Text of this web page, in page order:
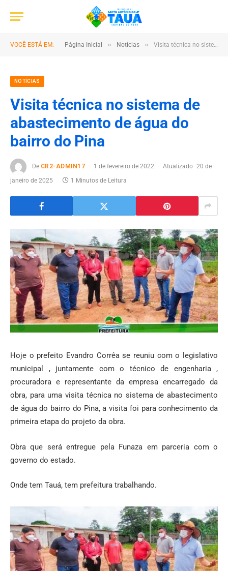
VOCÊ ESTÁ EM: Página Inicial » Notícias » Visita técnica no sistema de abastecimento de água do bairro do Pina
NOTÍCIAS
Visita técnica no sistema de
abastecimento de água do
bairro do Pina
De CR2-ADMIN17 1 de fevereiro de 2022 Atualizado 20 de
janeiro de 2025
1 Minutos de Leitura
Hoje o prefeito Evandro Corrêa se reuniu com o legislativo
municipal , juntamente com o técnico de engenharia ,
procuradora e representante da empresa encarregado da
obra, para uma visita técnica no sistema de abastecimento
de água do bairro do Pina, a visita foi para conhecimento da
primeira etapa do projeto da obra.
Obra que será entregue pela Funaza em parceria com o
governo do estado.
Onde tem Tauá, tem prefeitura trabalhando.